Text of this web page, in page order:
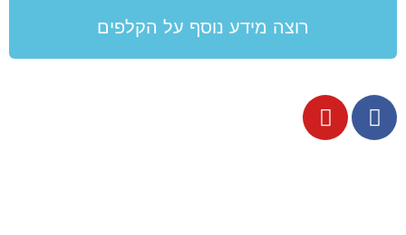
רוצה מידע נוסף על הקלפים